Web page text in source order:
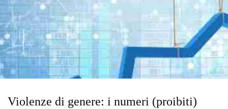
Violenze di genere: i numeri (proibiti)